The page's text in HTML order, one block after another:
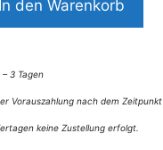
In den Warenkorb
3 Tagen
Vorauszahlung nach dem Zeitpunkt
keine Zustellung erfolgt.